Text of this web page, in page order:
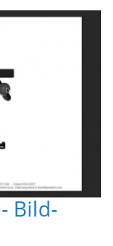
Bild-